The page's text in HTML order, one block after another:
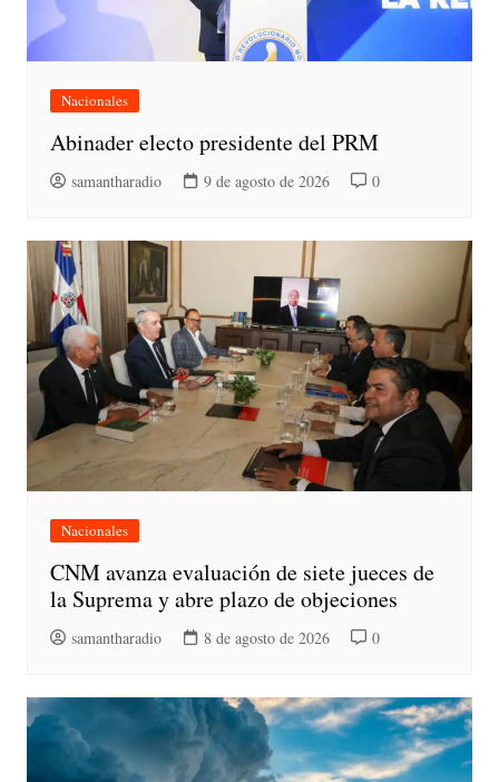
Nacionales
Abinader electo presidente del PRM
samantharadio 9 de agosto de 2026 0
Nacionales
CNM avanza evaluación de siete jueces de
la Suprema y abre plazo de objeciones
samantharadio 8 de agosto de 2026 0